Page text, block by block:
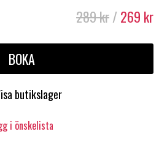
289kr/269 kr
BOKA
butikslager
i önskelista